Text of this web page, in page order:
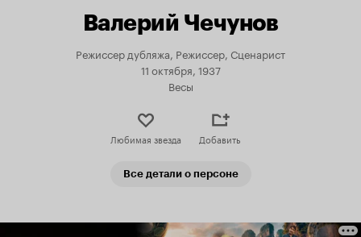
Валерий Чечунов
Режиссер дубляжа, Режиссер, Сценарист
11 октября, 1937
Весы
Любимая звезда Добавить
Все детали о персоне